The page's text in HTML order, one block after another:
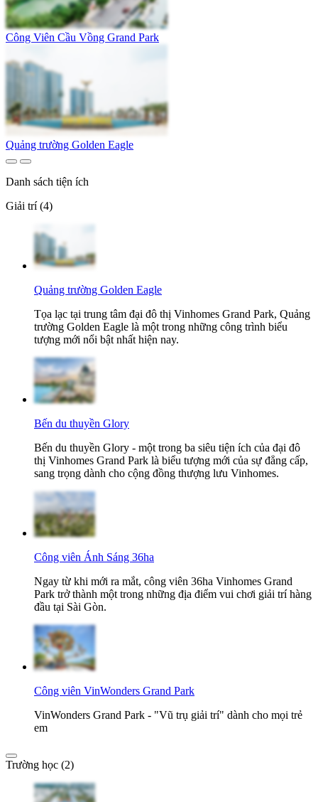
Công Viên Cầu Vồng Grand Park
Quảng trường Golden Eagle
Danh sách tiện ích
Giải trí (4)
Quảng trường Golden Eagle
Tọa lạc tại trung tâm đại đô thị Vinhomes Grand Park, Quảng
trường Golden Eagle là một trong những công trình biểu
tượng mới nổi bật nhất hiện nay.
Bến du thuyền Glory
Bến du thuyền Glory - một trong ba siêu tiện ích của đại đô
thị Vinhomes Grand Park là biểu tượng mới của sự đẳng cấp,
sang trọng dành cho cộng đồng thượng lưu Vinhomes.
Công viên Ánh Sáng 36ha
Ngay từ khi mới ra mắt, công viên 36ha Vinhomes Grand
Park trở thành một trong những địa điểm vui chơi giải trí hàng
đầu tại Sài Gòn.
Công viên VinWonders Grand Park
VinWonders Grand Park - "Vũ trụ giải trí" dành cho mọi trẻ
em
Trường học (2)